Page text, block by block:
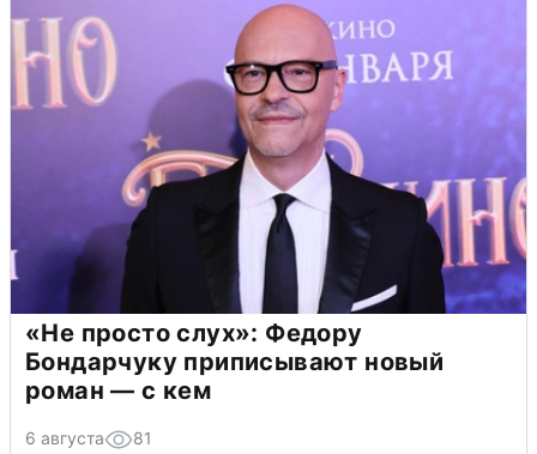
«Не просто слух»: Федору
Бондарчуку приписывают новый
роман — с кем
6 августа 81